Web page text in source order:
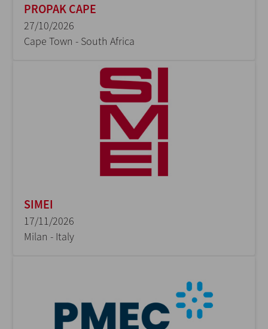
PROPAK CAPE
27/10/2026
Cape Town - South Africa
SIMEI
17/11/2026
Milan - Italy